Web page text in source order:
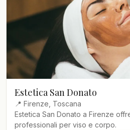
Estetica San Donato
📍 Firenze, Toscana
Estetica San Donato a Firenze
professionali per viso e corpo.